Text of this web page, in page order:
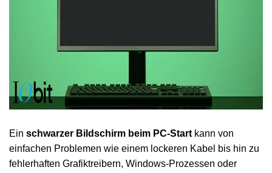
Ein schwarzer Bildschirm beim PC-Start kann von
einfachen Problemen wie einem lockeren Kabel bis hin zu
fehlerhaften Grafiktreibern, Windows-Prozessen oder